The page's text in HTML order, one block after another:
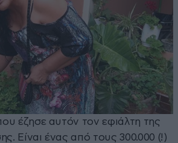
έζησε αυτόν τον εφιάλτη της
Είναι ένας από τους 300.000 (!)